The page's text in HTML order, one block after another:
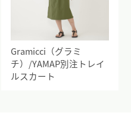
Gramicci（グラミ
チ）/YAMAP別注トレイ
ルスカート